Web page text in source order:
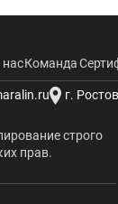
насКоманда
г.
строго
прав.